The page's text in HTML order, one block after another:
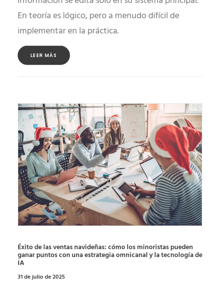
En teoría es lógico, pero a menudo difícil de
implementar en la práctica.
LEER MÁS
Éxito de las ventas navideñas: cómo los minoristas pueden
ganar puntos con una estrategia omnicanal y la tecnología de
IA
31 de julio de 2025